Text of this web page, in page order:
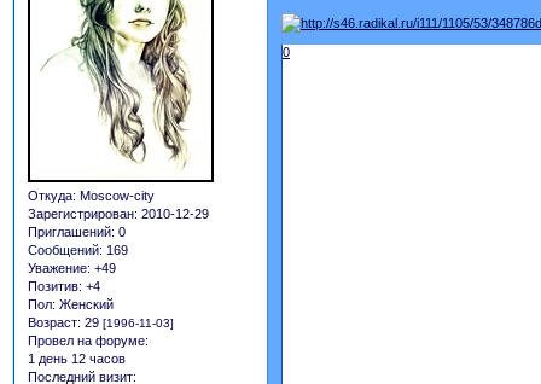
Откуда: Moscow-city
Зарегистрирован: 2010-12-29
Приглашений: 0
Сообщений: 169
Уважение: +49
Позитив: +4
Пол: Женский
Возраст: 29 [1996-11-03]
Провел на форуме:
1 день 12 часов
Последний визит:
0